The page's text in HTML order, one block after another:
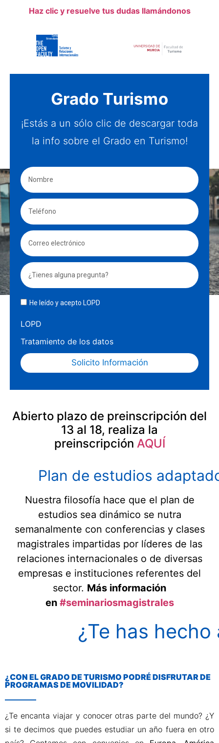
Haz clic y resuelve tus dudas llamándonos
Grado Turismo
¡Estás a un sólo clic de descargar toda
la info sobre el Grado en Turismo!
He leído y acepto LOPD
LOPD
Tratamiento de los datos
Solicito Información
Abierto plazo de preinscripción del
13 al 18, realiza la
preinscripción AQUÍ
Plan de estudios
Nuestra filosofía hace que el plan de
estudios sea dinámico se nutra
semanalmente con conferencias y clases
magistrales impartidas por líderes de las
relaciones internacionales o de diversas
empresas e instituciones referentes del
sector. Más información
en #seminariosmagistrales
¿Te has
¿CON EL GRADO DE TURISMO PODRÉ DISFRUTAR DE
PROGRAMAS DE MOVILIDAD?
¿Te encanta viajar y conocer otras parte del mundo? ¿Y
si te decimos que puedes estudiar un año fuera en otro